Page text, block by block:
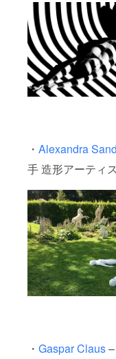
・ Alexandra Sand
手 造形アーティ
・ Gaspar Claus